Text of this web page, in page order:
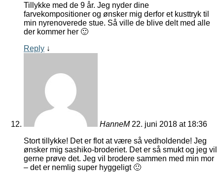
Tillykke med de 9 år. Jeg nyder dine
farvekompositioner og ønsker mig derfor et kusttryk til
min nyrenoverede stue. Så ville de blive delt med alle
der kommer her 🙂
Reply ↓
HanneM 22. juni 2018 at 18:36
Stort tillykke! Det er flot at være så vedholdende! Jeg
ønsker mig sashiko-broderiet. Det er så smukt og jeg vil
gerne prøve det. Jeg vil brodere sammen med min mor
– det er nemlig super hyggeligt 🙂